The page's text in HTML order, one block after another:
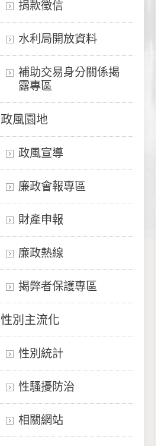
捐款徵信
水利局開放資料
補助交易身分關係揭
露專區
政風園地
政風宣導
廉政會報專區
財產申報
廉政熱線
揭弊者保護專區
性別主流化
性別統計
性騷擾防治
相關網站